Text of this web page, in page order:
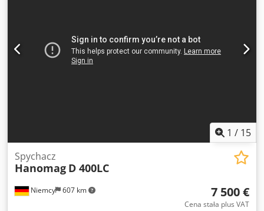
1 / 15
Niemcy 607 km
Spychacz
Hanomag D 400LC
7 500 €
Cena stała plus VAT